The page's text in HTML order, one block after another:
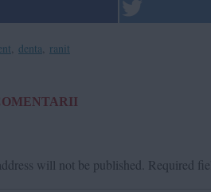
denta ranit
will not be published. Required